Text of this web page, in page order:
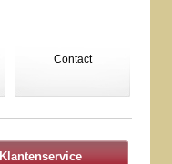
Contact
Klantenservice